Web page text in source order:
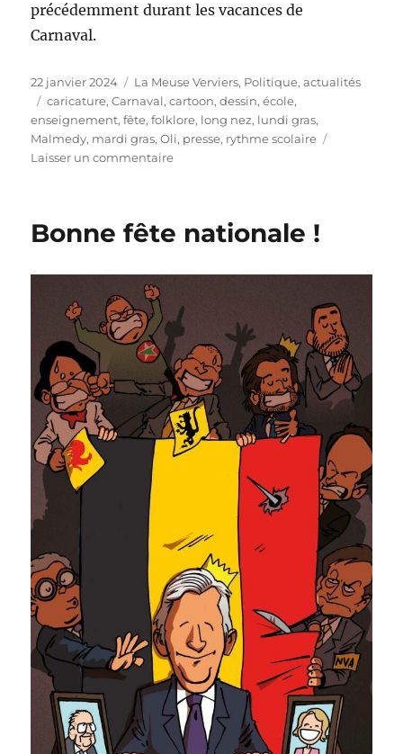
précédemment durant les vacances de
Carnaval.
Publié
le
22 janvier 2024 Catégories
La Meuse Verviers, Politique, actualités
Étiquettes
caricature,Carnaval,cartoon,dessin,école,
enseignement,fête,folklore, long nez, lundi gras,
Malmedy, mardi gras,Oli, presse, rythme scolaire
Laisser un commentairesur
scolaires
Bonne fête nationale !